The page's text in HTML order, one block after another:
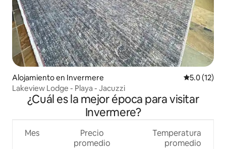
Alojamiento en Invermere Calificación
5.0 (12)
Lakeview Lodge - Playa - Jacuzzi
¿Cuál es la mejor época para visitar
Invermere?
Mes
Precio
promedio
Temperatura
promedio